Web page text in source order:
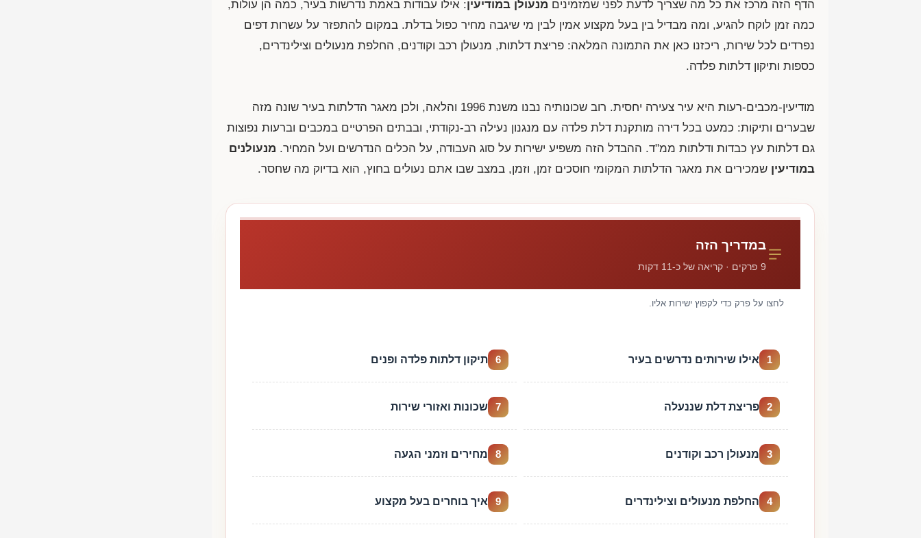
הדף הזה מרכז את כל מה שצריך לדעת לפני שמזמינים מנעולן במודיעין: אילו עבודות באמת נדרשות בעיר, כמה הן עולות,
כמה זמן לוקח להגיע, ומה מבדיל בין בעל מקצוע אמין לבין מי שיגבה מחיר כפול בדלת. במקום להתפזר על עשרות דפים
נפרדים לכל שירות, ריכזנו כאן את התמונה המלאה: פריצת דלתות, מנעולן רכב וקודנים, החלפת מנעולים וצילינדרים,
כספות ותיקון דלתות פלדה.
מודיעין-מכבים-רעות היא עיר צעירה יחסית. רוב שכונותיה נבנו משנת 1996 והלאה, ולכן מאגר הדלתות בעיר שונה מזה
שבערים ותיקות: כמעט בכל דירה מותקנת דלת פלדה עם מנגנון נעילה רב-נקודתי, ובבתים הפרטיים במכבים וברעות נפוצות
גם דלתות עץ כבדות ודלתות ממ"ד. ההבדל הזה משפיע ישירות על סוג העבודה, על הכלים הנדרשים ועל המחיר. מנעולנים
במודיעין שמכירים את מאגר הדלתות המקומי חוסכים זמן, וזמן, במצב שבו אתם נעולים בחוץ, הוא בדיוק מה שחסר.
במדריך הזה
9 פרקים · קריאה של כ-11 דקות
לחצו על פרק כדי לקפוץ ישירות אליו.
1 אילו שירותים נדרשים בעיר
2 פריצת דלת שננעלה
3 מנעולן רכב וקודנים
4 החלפת מנעולים וצילינדרים
6 תיקון דלתות פלדה ופנים
7 שכונות ואזורי שירות
8 מחירים וזמני הגעה
9 איך בוחרים בעל מקצוע